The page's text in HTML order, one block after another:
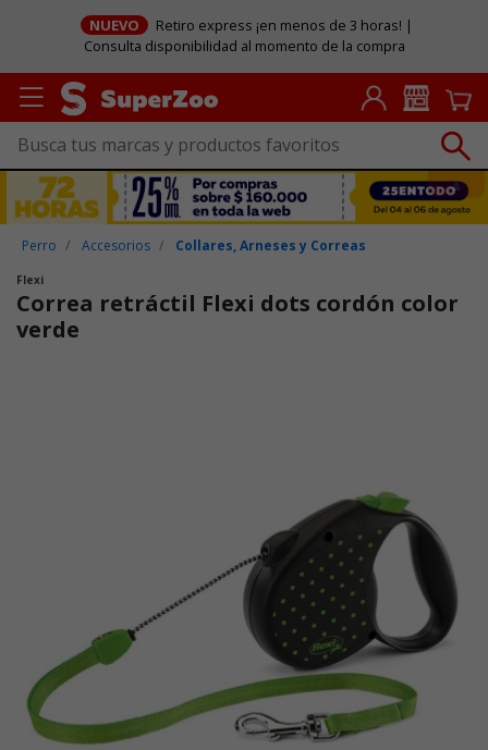
NUEVO
Retiro express ¡en menos de 3 horas! |
Consulta disponibilidad al momento de la compra
Perro Accesorios Collares, Arneses y Correas
Flexi
Correa retráctil Flexi dots cordón color
verde